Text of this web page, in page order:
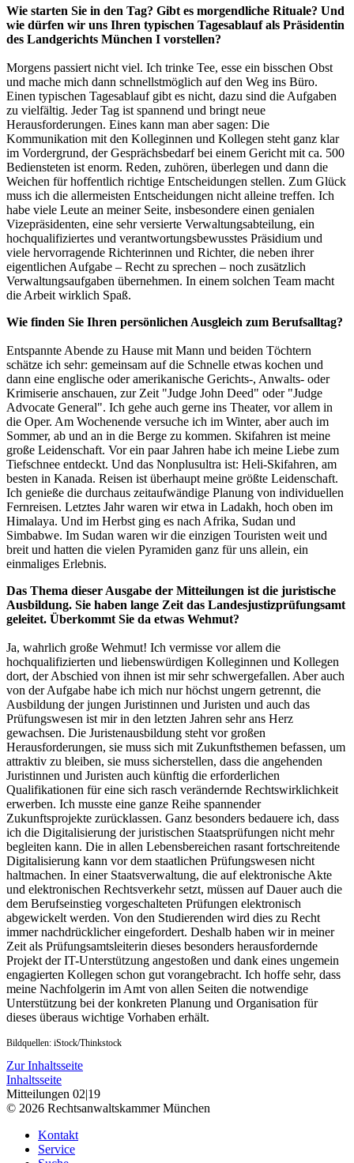
Wie starten Sie in den Tag? Gibt es morgendliche Rituale? Und
wie dürfen wir uns Ihren typischen Tagesablauf als Präsidentin
des Landgerichts München I vorstellen?
Morgens passiert nicht viel. Ich trinke Tee, esse ein bisschen Obst
und mache mich dann schnellstmöglich auf den Weg ins Büro.
Einen typischen Tagesablauf gibt es nicht, dazu sind die Aufgaben
zu vielfältig. Jeder Tag ist spannend und bringt neue
Herausforderungen. Eines kann man aber sagen: Die
Kommunikation mit den Kolleginnen und Kollegen steht ganz klar
im Vordergrund, der Gesprächsbedarf bei einem Gericht mit ca. 500
Bediensteten ist enorm. Reden, zuhören, überlegen und dann die
Weichen für hoffentlich richtige Entscheidungen stellen. Zum Glück
muss ich die allermeisten Entscheidungen nicht alleine treffen. Ich
habe viele Leute an meiner Seite, insbesondere einen genialen
Vizepräsidenten, eine sehr versierte Verwaltungsabteilung, ein
hochqualifiziertes und verantwortungsbewusstes Präsidium und
viele hervorragende Richterinnen und Richter, die neben ihrer
eigentlichen Aufgabe – Recht zu sprechen – noch zusätzlich
Verwaltungsaufgaben übernehmen. In einem solchen Team macht
die Arbeit wirklich Spaß.
Wie finden Sie Ihren persönlichen Ausgleich zum Berufsalltag?
Entspannte Abende zu Hause mit Mann und beiden Töchtern
schätze ich sehr: gemeinsam auf die Schnelle etwas kochen und
dann eine englische oder amerikanische Gerichts-, Anwalts- oder
Krimiserie anschauen, zur Zeit "Judge John Deed" oder "Judge
Advocate General". Ich gehe auch gerne ins Theater, vor allem in
die Oper. Am Wochenende versuche ich im Winter, aber auch im
Sommer, ab und an in die Berge zu kommen. Skifahren ist meine
große Leidenschaft. Vor ein paar Jahren habe ich meine Liebe zum
Tiefschnee entdeckt. Und das Nonplusultra ist: Heli-Skifahren, am
besten in Kanada. Reisen ist überhaupt meine größte Leidenschaft.
Ich genieße die durchaus zeitaufwändige Planung von individuellen
Fernreisen. Letztes Jahr waren wir etwa in Ladakh, hoch oben im
Himalaya. Und im Herbst ging es nach Afrika, Sudan und
Simbabwe. Im Sudan waren wir die einzigen Touristen weit und
breit und hatten die vielen Pyramiden ganz für uns allein, ein
einmaliges Erlebnis.
Das Thema dieser Ausgabe der Mitteilungen ist die juristische
Ausbildung. Sie haben lange Zeit das Landesjustizprüfungsamt
geleitet. Überkommt Sie da etwas Wehmut?
Ja, wahrlich große Wehmut! Ich vermisse vor allem die
hochqualifizierten und liebenswürdigen Kolleginnen und Kollegen
dort, der Abschied von ihnen ist mir sehr schwergefallen. Aber auch
von der Aufgabe habe ich mich nur höchst ungern getrennt, die
Ausbildung der jungen Juristinnen und Juristen und auch das
Prüfungswesen ist mir in den letzten Jahren sehr ans Herz
gewachsen. Die Juristenausbildung steht vor großen
Herausforderungen, sie muss sich mit Zukunftsthemen befassen, um
attraktiv zu bleiben, sie muss sicherstellen, dass die angehenden
Juristinnen und Juristen auch künftig die erforderlichen
Qualifikationen für eine sich rasch verändernde Rechtswirklichkeit
erwerben. Ich musste eine ganze Reihe spannender
Zukunftsprojekte zurücklassen. Ganz besonders bedauere ich, dass
ich die Digitalisierung der juristischen Staatsprüfungen nicht mehr
begleiten kann. Die in allen Lebensbereichen rasant fortschreitende
Digitalisierung kann vor dem staatlichen Prüfungswesen nicht
haltmachen. In einer Staatsverwaltung, die auf elektronische Akte
und elektronischen Rechtsverkehr setzt, müssen auf Dauer auch die
dem Berufseinstieg vorgeschalteten Prüfungen elektronisch
abgewickelt werden. Von den Studierenden wird dies zu Recht
immer nachdrücklicher eingefordert. Deshalb haben wir in meiner
Zeit als Prüfungsamtsleiterin dieses besonders herausfordernde
Projekt der IT-Unterstützung angestoßen und dank eines ungemein
engagierten Kollegen schon gut vorangebracht. Ich hoffe sehr, dass
meine Nachfolgerin im Amt von allen Seiten die notwendige
Unterstützung bei der konkreten Planung und Organisation für
dieses überaus wichtige Vorhaben erhält.
Bildquellen: iStock/Thinkstock
Zur Inhaltsseite
Inhaltsseite
Mitteilungen 02|19
© 2026 Rechtsanwaltskammer München
Kontakt
Service